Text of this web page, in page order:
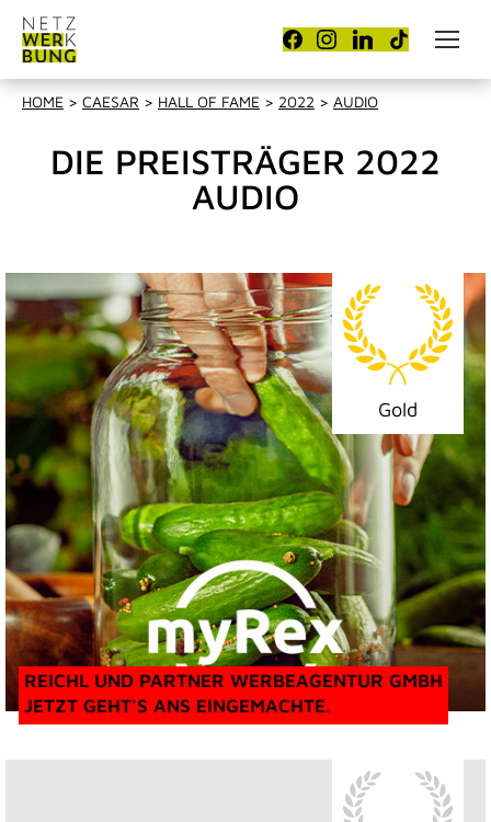
HOME > CAESAR > HALL OF FAME > 2022 > AUDIO
DIE PREISTRÄGER 2022
AUDIO
Gold
REICHL UND PARTNER WERBEAGENTUR GMBH
JETZT GEHT'S ANS EINGEMACHTE.